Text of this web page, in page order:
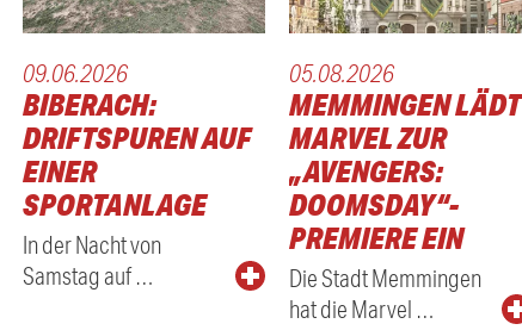
09.06.2026
BIBERACH:
DRIFTSPUREN AUF
EINER
SPORTANLAGE
In der Nacht von
Samstag auf …
05.08.2026
MEMMINGEN LÄDT
MARVEL ZUR
„AVENGERS:
DOOMSDAY“-
PREMIERE EIN
Die Stadt Memmingen
hat die Marvel …